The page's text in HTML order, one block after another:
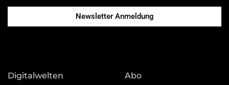
Newsletter Anmeldung
Digitalwelten
Abo